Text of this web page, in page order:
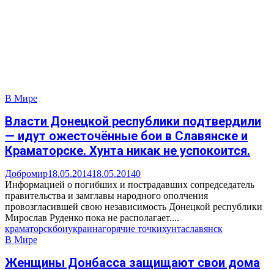
В Мире
Власти Донецкой республики подтвердили
— идут ожесточённые бои в Славянске и
Краматорске. Хунта никак не успокоится.
Добромир18.05.201418.05.20140
Информацией о погибших и пострадавших сопредседатель
правительства и замглавы народного ополчения
провозгласившей свою независимость Донецкой республики
Мирослав Руденко пока не располагает....
краматорскбоиукраинагорячие точкихунтаславянск
В Мире
Женщины Донбасса защищают свои дома